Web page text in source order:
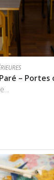
– Portes